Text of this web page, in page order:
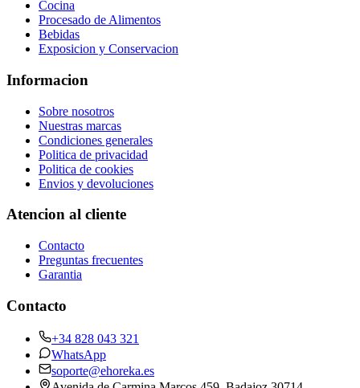
Cocina
Procesado de Alimentos
Bebidas
Exposicion y Conservacion
Informacion
Sobre nosotros
Nuestras marcas
Condiciones generales
Politica de privacidad
Politica de cookies
Envios y devoluciones
Atencion al cliente
Contacto
Preguntas frecuentes
Garantia
Contacto
+34 828 043 321
WhatsApp
soporte@ehoreka.es